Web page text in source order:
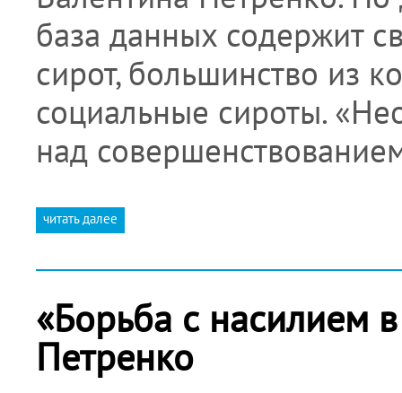
база данных содержит
сирот, большинство из
социальные сироты.
над
читать далее
«Борьба с насилием
Петренко